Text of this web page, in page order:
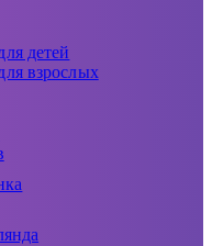
детей
взрослых